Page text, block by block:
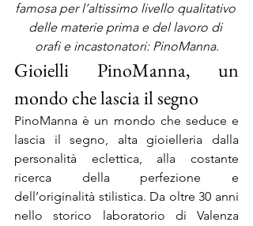
famosa per l’altissimo livello qualitativo
delle materie prima e del lavoro di
orafi e incastonatori: PinoManna.
Gioielli PinoManna, un
mondo che lascia il segno
PinoManna è un mondo che seduce e
lascia il segno, alta gioielleria dalla
personalità eclettica, alla costante
ricerca della perfezione e
dell’originalità stilistica. Da oltre 30 anni
nello storico laboratorio di Valenza